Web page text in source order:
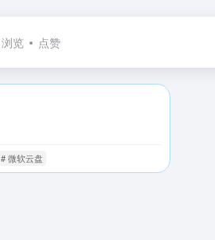
浏览 点赞
# 微软云盘